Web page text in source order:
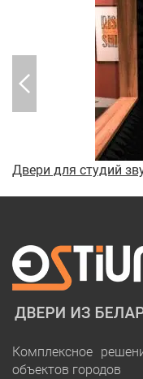
Двери для студий
Комплексное
объектов городов